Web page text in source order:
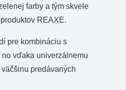
farby a tým skvele
REAXE.
pre kombináciu s
vďaka univerzálnemu
predávaných